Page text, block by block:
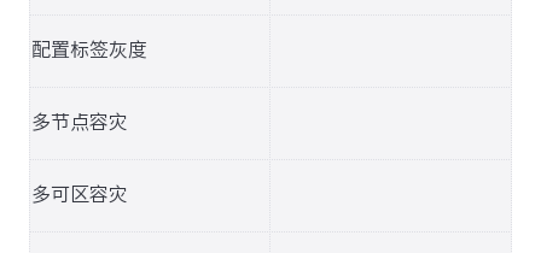
配置标签灰度
多节点容灾
多可区容灾